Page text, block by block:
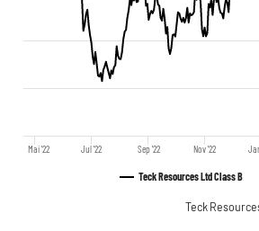
Teck Resources Ltd Class B
Mai '22 Jul '22 Sep '22 Nov '22
Teck